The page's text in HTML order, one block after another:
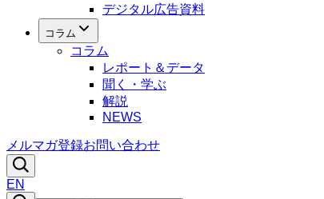
デジタル広告資料
コラム
コラム
レポート＆データ
聞く・学ぶ
解説
NEWS
メルマガ登録お問い合わせ
EN